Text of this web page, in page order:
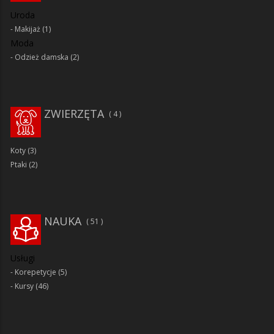
Uroda
Makijaż (1)
Moda
Odzież damska (2)
ZWIERZĘTA 4
Koty (3)
Ptaki (2)
51
NAUKA
Usługi
Korepetycje (5)
Kursy (46)